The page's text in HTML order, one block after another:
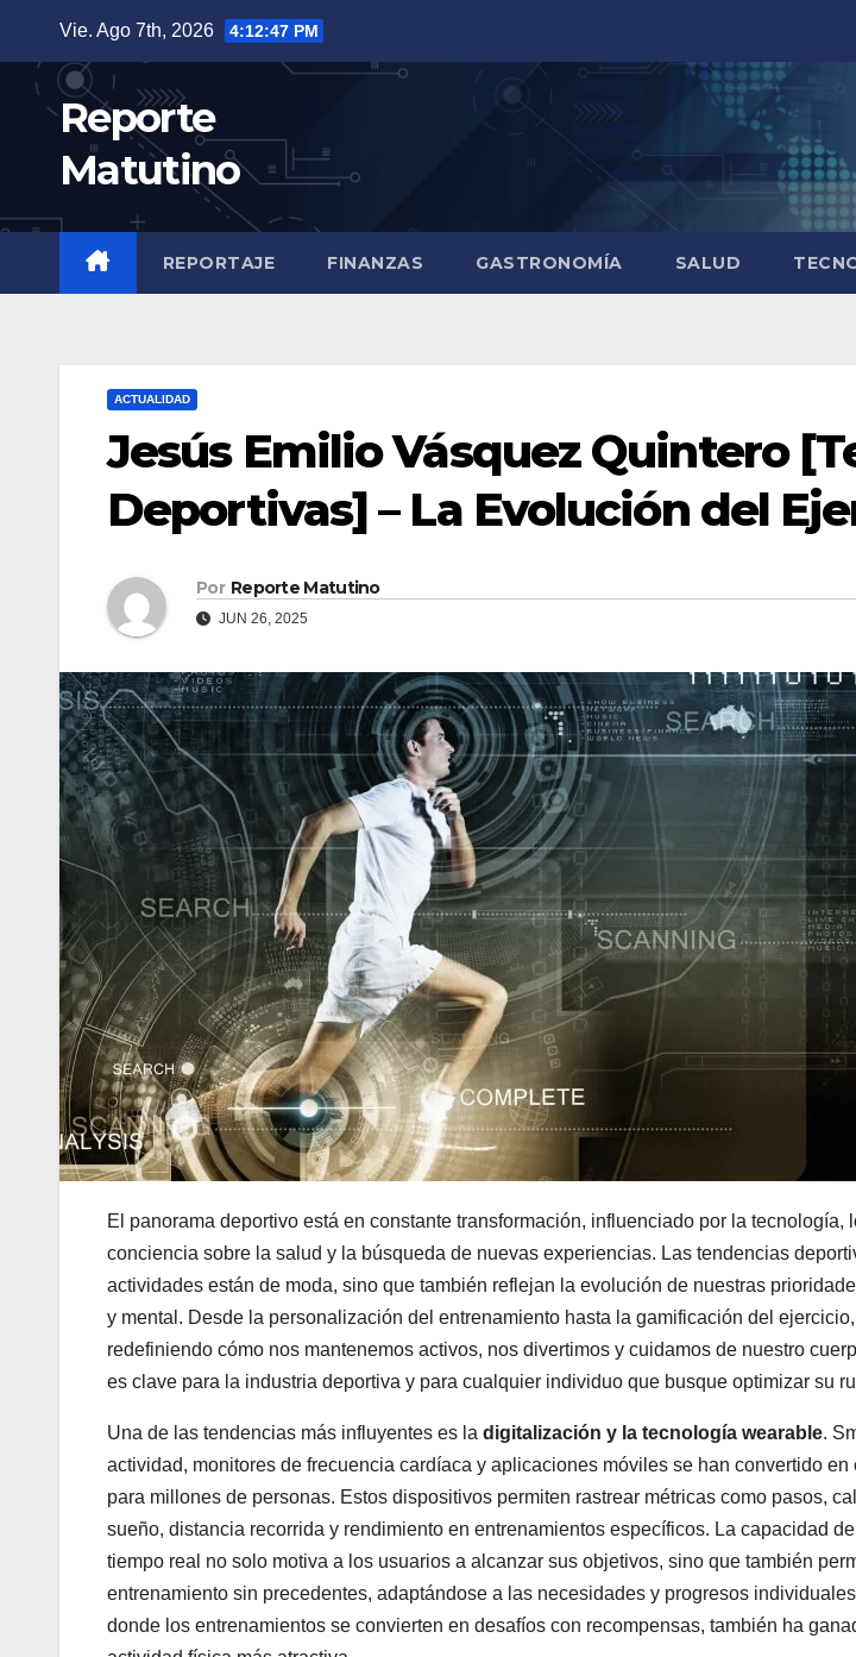
contenido
Vie. Ago 7th, 2026 4:12:49 PM
Reporte
Matutino
REPORTAJE FINANZAS GASTRONOMÍA SALUD
ACTUALIDAD
Jesús Emilio Vásquez Quintero
Deportivas] – La Evolución del
Por Reporte Matutino
JUN 26, 2025
El panorama deportivo está en constante transformación, influenciado por la tecnología,
conciencia sobre la salud y la búsqueda de nuevas experiencias. Las tendencias
actividades están de moda, sino que también reflejan la evolución de nuestras
y mental. Desde la personalización del entrenamiento hasta la gamificación del
redefiniendo cómo nos mantenemos activos, nos divertimos y cuidamos de nuestro
es clave para la industria deportiva y para cualquier individuo que busque optimizar su
Una de las tendencias más influyentes es la digitalización y la tecnología wearable.
actividad, monitores de frecuencia cardíaca y aplicaciones móviles se han convertido
para millones de personas. Estos dispositivos permiten rastrear métricas como pasos,
sueño, distancia recorrida y rendimiento en entrenamientos específicos. La capacidad
tiempo real no solo motiva a los usuarios a alcanzar sus objetivos, sino que también
entrenamiento sin precedentes, adaptándose a las necesidades y progresos
donde los entrenamientos se convierten en desafíos con recompensas, también ha